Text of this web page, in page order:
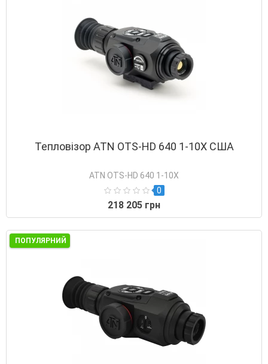
Тепловізор ATN OTS-HD 640 1-10X США
ATN OTS-HD 640 1-10X
0
218 205 грн
ПОПУЛЯРНИЙ